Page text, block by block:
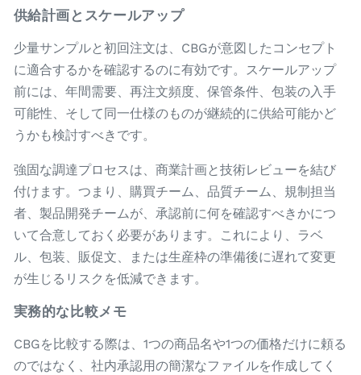
供給計画とスケールアップ
少量サンプルと初回注文は、CBGが意図したコンセプト
に適合するかを確認するのに有効です。スケールアップ
前には、年間需要、再注文頻度、保管条件、包装の入手
可能性、そして同一仕様のものが継続的に供給可能かど
うかも検討すべきです。
強固な調達プロセスは、商業計画と技術レビューを結び
付けます。つまり、購買チーム、品質チーム、規制担当
者、製品開発チームが、承認前に何を確認すべきかにつ
いて合意しておく必要があります。これにより、ラベ
ル、包装、販促文、または生産枠の準備後に遅れて変更
が生じるリスクを低減できます。
実務的な比較メモ
CBGを比較する際は、1つの商品名や1つの価格だけに頼る
のではなく、社内承認用の簡潔なファイルを作成してく